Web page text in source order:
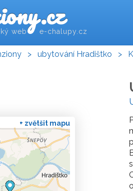
web e-chalupy.cz
> ubytování Hradištko >
+ zvětšit mapu